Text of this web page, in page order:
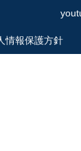
情報保護方針